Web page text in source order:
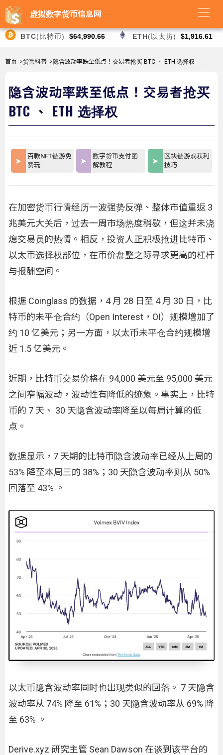
虚拟数字货币信息网
BTC(比特币) $64,990.66 ETH(以太坊) $1,916.61
首页 >货币科普 >隐含波动率跌至低点！交易者抢买 BTC 、 ETH 选择权
隐含波动率跌至低点！交易者抢买
BTC 、 ETH 选择权
百款NFT链游免
费玩
数字货币支付图
解教程
区块链游戏获利
技巧
在加密货币行情经历一波强势反弹、整体市值重返 3
兆美元大关后，过去一周市场热度稍歇，但这并未浇
熄交易员的热情。相反，投资人正积极抢进比特币、
以太币选择权部位，在币价盘整之际寻求更高的杠杆
与报酬空间。
根据 Coinglass 的数据，4 月 28 日至 4 月 30 日，比
特币的未平仓合约（Open Interest，OI）规模增加了
约 10 亿美元；另一方面，以太币未平仓合约规模增
近 1.5 亿美元。
近期，比特币交易价格在 94,000 美元至 95,000 美元
之间窄幅波动，波动性有降低的迹象。事实上，比特
币的 7 天、 30 天隐含波动率降至以每周计算的低
点。
数据显示，7 天期的比特币隐含波动率已经从上周的
53% 降至本周三的 38%；30 天隐含波动率则从 50%
回落至 43% 。
以太币隐含波动率同时也出现类似的回落。 7 天隐含
波动率从 74% 降至 61%；30 天隐含波动率从 69% 降
至 63% 。
Derive.xyz 研究主管 Sean Dawson 在谈到该平台的